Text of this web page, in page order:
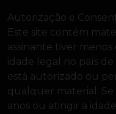
Autorização e
Este site contém
assinante tiver menos
idade legal no país de
está autorizado ou
qualquer material. Se
anos ou atingir a